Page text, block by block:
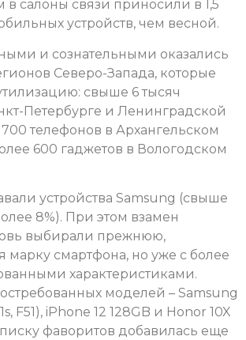
в салоны связи приносили в 1,5
устройств, чем весной.
и сознательными оказались
Северо-Запада, которые
свыше 6 тысяч
Петербурге и Ленинградской
700 телефонов в Архангельском
600 гаджетов в Вологодском
устройства Samsung (свыше
8%). При этом взамен
выбирали прежнюю,
смартфона, но уже с более
характеристиками.
моделей – Samsung
F51), iPhone 12 128GB и Honor 10X
фаворитов добавилась еще